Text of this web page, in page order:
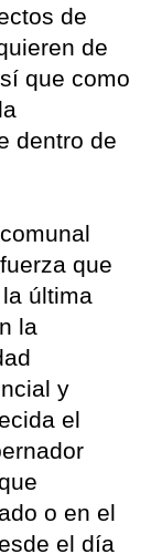
de
de
que como
dentro de
que
última
la
y
el
o en el
el día